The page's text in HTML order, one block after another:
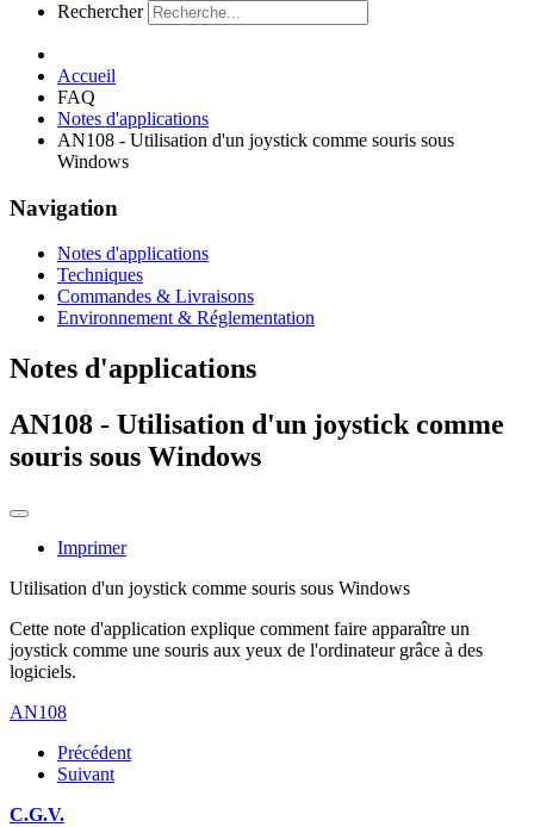
Rechercher
Accueil
FAQ
Notes d'applications
AN108 - Utilisation d'un joystick comme souris sous
Windows
Navigation
Notes d'applications
Techniques
Commandes & Livraisons
Environnement & Réglementation
Notes d'applications
AN108 - Utilisation d'un joystick comme
souris sous Windows
Imprimer
Utilisation d'un joystick comme souris sous Windows
Cette note d'application explique comment faire apparaître un
joystick comme une souris aux yeux de l'ordinateur grâce à des
logiciels.
AN108
Précédent
Suivant
C.G.V.